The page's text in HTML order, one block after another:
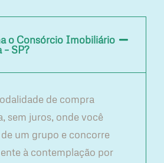
o Consórcio Imobiliário
SP?
de compra
sem juros, onde você
um grupo e concorre
à contemplação por